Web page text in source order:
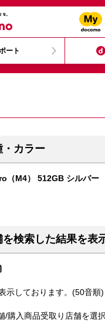
ート
・カラー
（M4） 512GB シルバー
検索した結果を表
示しております。(50音順)
/購入商品受取り店舗を選